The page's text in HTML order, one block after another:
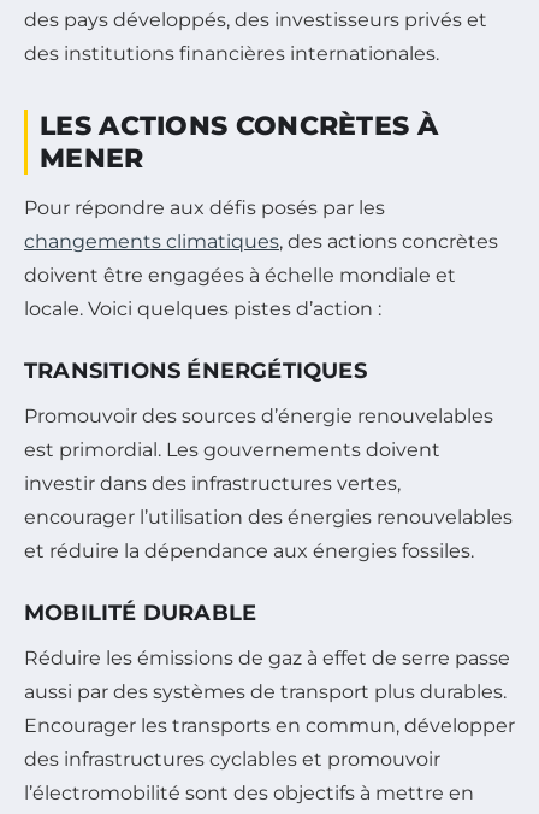
des pays développés, des investisseurs privés et
des institutions financières internationales.
LES ACTIONS CONCRÈTES À
MENER
Pour répondre aux défis posés par les
changements climatiques, des actions concrètes
doivent être engagées à échelle mondiale et
locale. Voici quelques pistes d’action :
TRANSITIONS ÉNERGÉTIQUES
Promouvoir des sources d’énergie renouvelables
est primordial. Les gouvernements doivent
investir dans des infrastructures vertes,
encourager l’utilisation des énergies renouvelables
et réduire la dépendance aux énergies fossiles.
MOBILITÉ DURABLE
Réduire les émissions de gaz à effet de serre passe
aussi par des systèmes de transport plus durables.
Encourager les transports en commun, développer
des infrastructures cyclables et promouvoir
l’électromobilité sont des objectifs à mettre en